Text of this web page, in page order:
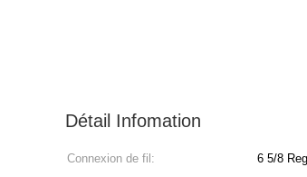
Détail Infomation
Connexion de fil: 6 5/8